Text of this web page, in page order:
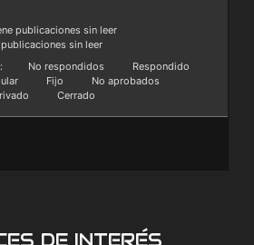
publicaciones sin leer
sin leer
No respondidos
Respondido
Fijo
No aprobados
Cerrado